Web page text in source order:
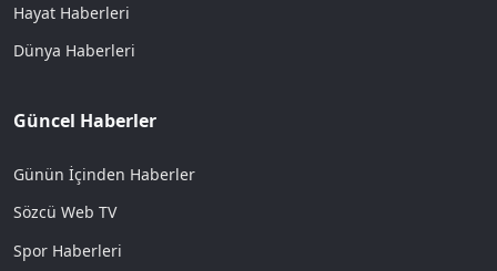
Hayat Haberleri
Dünya Haberleri
Güncel Haberler
Günün İçinden Haberler
Sözcü Web TV
Spor Haberleri